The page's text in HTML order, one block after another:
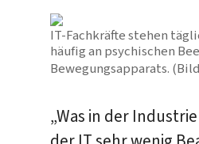
IT-Fachkräfte stehen
häufig an psychischen
Bewegungsapparats.
„Was in der